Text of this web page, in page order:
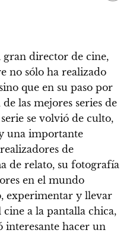
gran director de cine,
no sólo ha realizado
que en su paso por
de las mejores series de
serie se volvió de culto,
una importante
de
de relato, su fotografía
en el mundo
experimentar y llevar
a la pantalla chica,
interesante hacer un